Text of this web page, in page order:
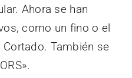
Ahora se han
como un fino o el
También se